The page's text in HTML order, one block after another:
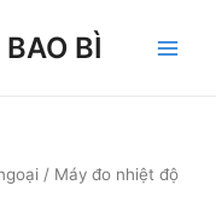
BÌ
/ Máy đo nhiệt độ